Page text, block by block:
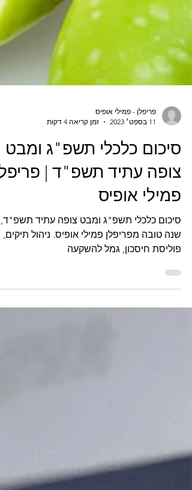
פריפלן - פמילי אופיס
זמן קריאה 4 דקות
סיכום כלכלי תשפ"ג ומבט
צופה עתיד תשפ"ד |
פמילי אופיס
שנה טובה מפריפלן פמילי אופיס. ניהול תיקים,
פוליסת חיסכון, גמל להשקעה